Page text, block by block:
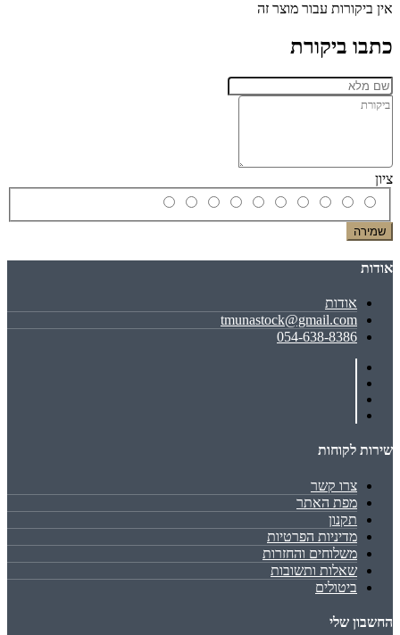
אין ביקורות עבור מוצר זה
כתבו ביקורת
ציון
שמירה
אודות
אודות
tmunastock@gmail.com
054-638-8386
שירות לקוחות
צרו קשר
מפת האתר
תקנון
מדיניות הפרטיות
משלוחים והחזרות
שאלות ותשובות
ביטולים
החשבון שלי